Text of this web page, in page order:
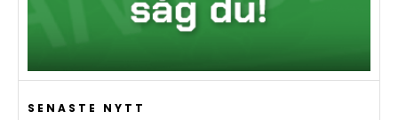
SENASTE NYTT